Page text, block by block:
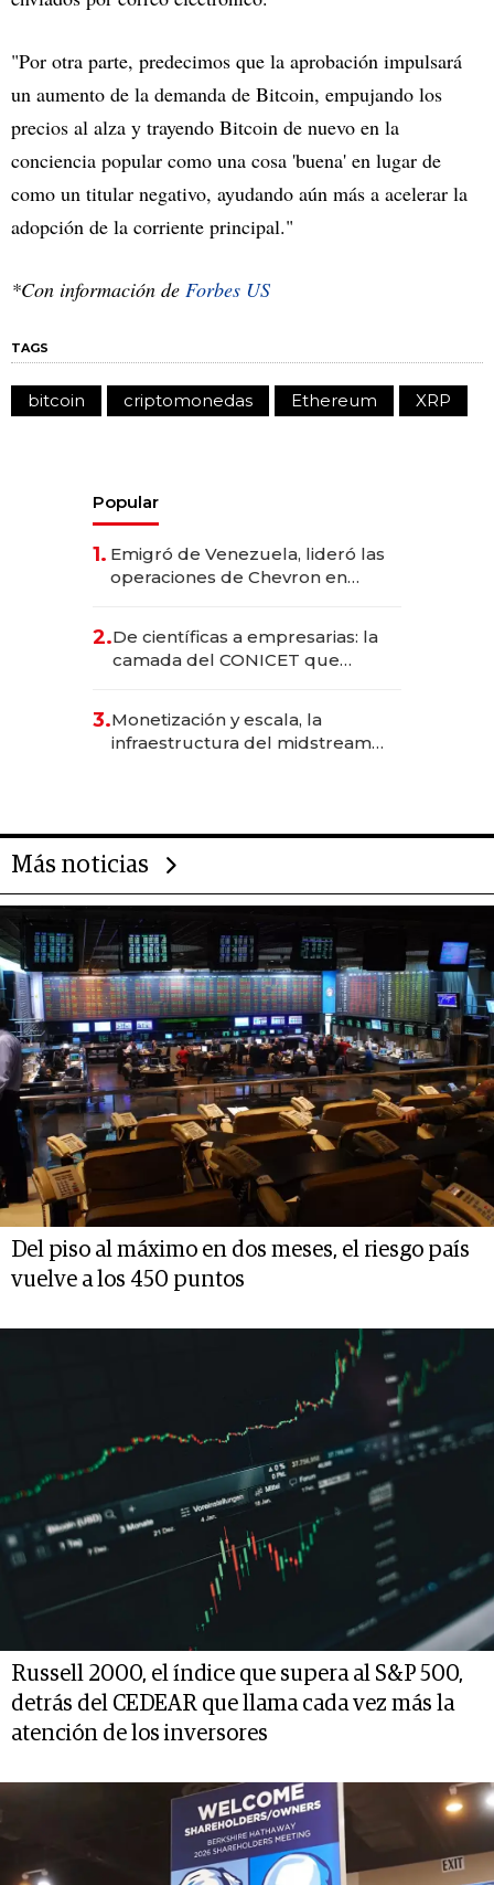
"Por otra parte, predecimos que la aprobación impulsará
un aumento de la demanda de Bitcoin, empujando los
precios al alza y trayendo Bitcoin de nuevo en la
conciencia popular como una cosa 'buena' en lugar de
como un titular negativo, ayudando aún más a acelerar la
adopción de la corriente principal."
*Con información de Forbes US
TAGS
bitcoin criptomonedas Ethereum XRP
Popular
1. Emigró de Venezuela, lideró las
operaciones de Chevron en
2.De científicas a empresarias: la
camada del CONICET que
3.Monetización y escala, la
infraestructura del midstream
Más noticias
Del piso al máximo en dos meses, el riesgo país
vuelve a los 450 puntos
Russell 2000, el índice que supera al S&P 500,
detrás del CEDEAR que llama cada vez más la
atención de los inversores